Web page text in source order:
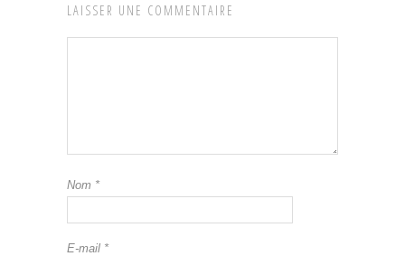
LAISSER UNE COMMENTAIRE
Nom *
E-mail *